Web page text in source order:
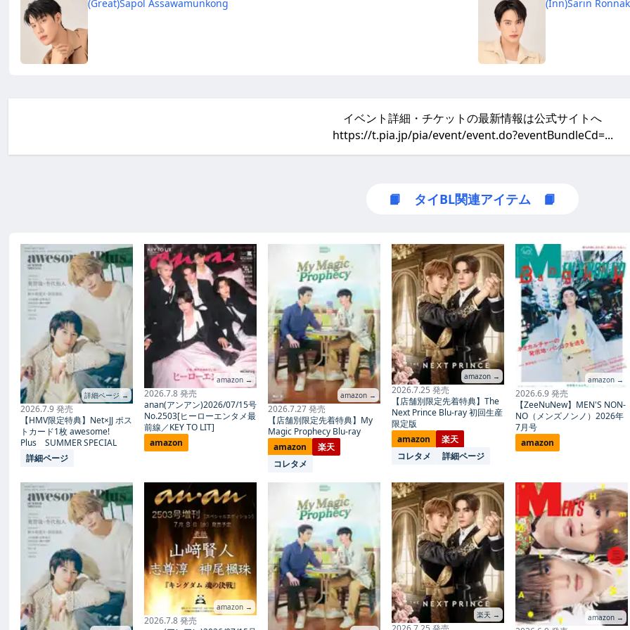
(Great)Sapol Assawamunkong (Inn)Sarin
イベント詳細・チケットの最新情報は公式サイトへ
https://t.pia.jp/pia/event/event.do?eventBundleCd=...
📙 タイBL関連アイテム 📙
詳細ページ →
2026.7.9 発売
【HMV限定特典】Net×JJ ポス
トカード1枚 awesome!
Plus SUMMER SPECIAL
詳細ページ
amazon →
2026.7.8 発売
anan(アンアン)2026/07/15号
No.2503[ヒーローエンタメ最
前線／KEY TO LIT]
amazon
amazon →
2026.7.8 発売
amazon →
2026.7.27 発売
【店舗別限定先着特典】My
Magic Prophecy Blu-ray
amazon
楽天
コレタメ
amazon →
2026.7.25 発売
【店舗別限定先着特典】The
Next Prince Blu-ray 初回生産
限定版
amazon
楽天
コレタメ
詳細ページ
楽天 →
amazon →
2026.6.9 発売
【ZeeNuNew】MEN'S NON-
NO（メンズノンノ）2026年
7月号
amazon
amazon →